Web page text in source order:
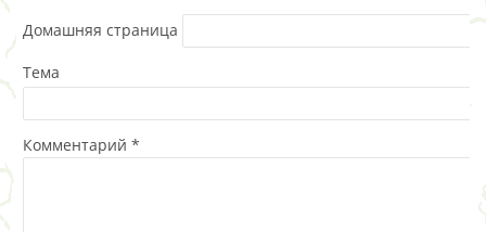
Домашняя страница
Тема
Комментарий *